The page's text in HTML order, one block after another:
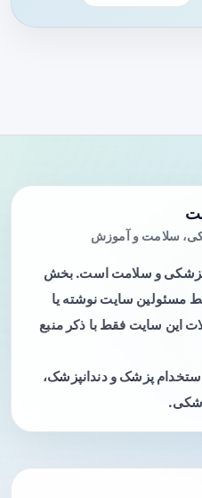
سلامت و آموزش
پزشکی و سلامت است. بخش
مسئولین سایت نوشته یا
این سایت فقط با ذکر منبع
پزشک و دندانپزشک،